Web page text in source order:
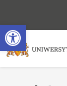
Open toolbar